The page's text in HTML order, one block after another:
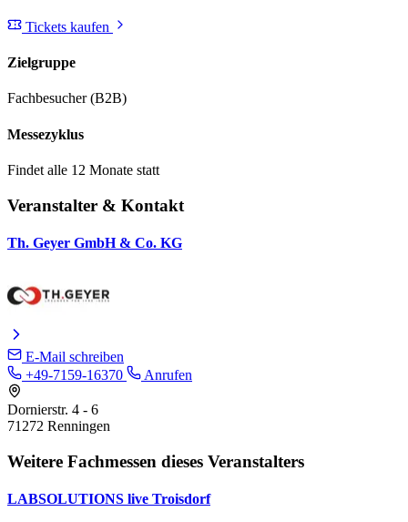
Tickets kaufen
Zielgruppe
Fachbesucher (B2B)
Messezyklus
Findet alle 12 Monate statt
Veranstalter & Kontakt
Th. Geyer GmbH & Co. KG
E-Mail schreiben
+49-7159-16370
Anrufen
Dornierstr. 4 - 6
71272 Renningen
Weitere Fachmessen dieses Veranstalters
LABSOLUTIONS live Troisdorf